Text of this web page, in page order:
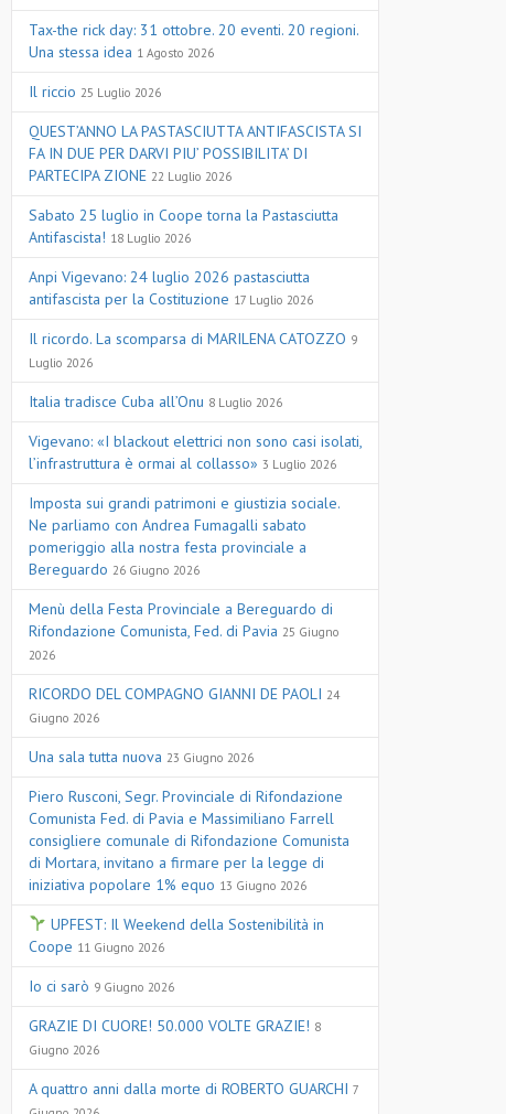
Tax-the rick day: 31 ottobre. 20 eventi. 20 regioni.
Una stessa idea 1 Agosto 2026
Il riccio 25 Luglio 2026
QUEST’ANNO LA PASTASCIUTTA ANTIFASCISTA SI
FA IN DUE PER DARVI PIU’ POSSIBILITA’ DI
PARTECIPA ZIONE 22 Luglio 2026
Sabato 25 luglio in Coope torna la Pastasciutta
Antifascista! 18 Luglio 2026
Anpi Vigevano: 24 luglio 2026 pastasciutta
antifascista per la Costituzione 17 Luglio 2026
Il ricordo. La scomparsa di MARILENA CATOZZO 9
Luglio 2026
Italia tradisce Cuba all’Onu 8 Luglio 2026
Vigevano: «I blackout elettrici non sono casi isolati,
l’infrastruttura è ormai al collasso» 3 Luglio 2026
Imposta sui grandi patrimoni e giustizia sociale.
Ne parliamo con Andrea Fumagalli sabato
pomeriggio alla nostra festa provinciale a
Bereguardo 26 Giugno 2026
Menù della Festa Provinciale a Bereguardo di
Rifondazione Comunista, Fed. di Pavia 25 Giugno
2026
RICORDO DEL COMPAGNO GIANNI DE PAOLI 24
Giugno 2026
Una sala tutta nuova 23 Giugno 2026
Piero Rusconi, Segr. Provinciale di Rifondazione
Comunista Fed. di Pavia e Massimiliano Farrell
consigliere comunale di Rifondazione Comunista
di Mortara, invitano a firmare per la legge di
iniziativa popolare 1% equo 13 Giugno 2026
UPFEST: Il Weekend della Sostenibilità in
Coope 11 Giugno 2026
Io ci sarò 9 Giugno 2026
GRAZIE DI CUORE! 50.000 VOLTE GRAZIE! 8
Giugno 2026
A quattro anni dalla morte di ROBERTO GUARCHI 7